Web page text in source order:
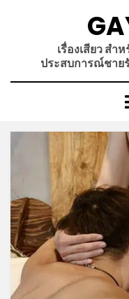
เรื่องเสียว สำ
ประสบการณ์ชายรั